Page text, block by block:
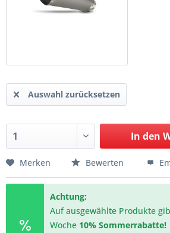
Auswahl zurücksetzen
In den
Merken Bewerten
Achtung:
Auf ausgewählte Produkte
Woche 10% Sommerrabatte!